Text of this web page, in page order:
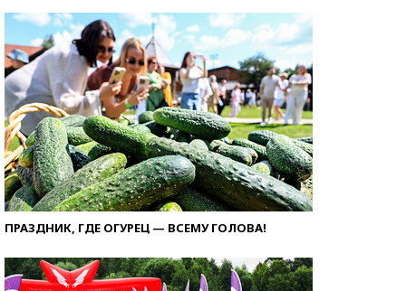
ПРАЗДНИК, ГДЕ ОГУРЕЦ — ВСЕМУ ГОЛОВА!